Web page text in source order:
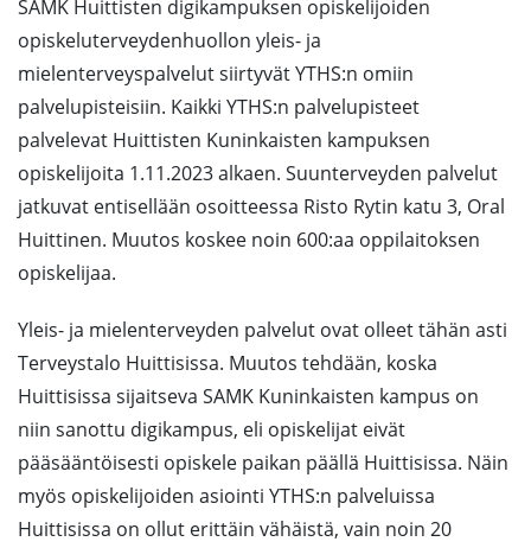
SAMK Huittisten digikampuksen opiskelijoiden
opiskeluterveydenhuollon yleis- ja
mielenterveyspalvelut siirtyvät YTHS:n omiin
palvelupisteisiin. Kaikki YTHS:n palvelupisteet
palvelevat Huittisten Kuninkaisten kampuksen
opiskelijoita 1.11.2023 alkaen. Suunterveyden palvelut
jatkuvat entisellään osoitteessa Risto Rytin katu 3, Oral
Huittinen. Muutos koskee noin 600:aa oppilaitoksen
opiskelijaa.
Yleis- ja mielenterveyden palvelut ovat olleet tähän asti
Terveystalo Huittisissa. Muutos tehdään, koska
Huittisissa sijaitseva SAMK Kuninkaisten kampus on
niin sanottu digikampus, eli opiskelijat eivät
pääsääntöisesti opiskele paikan päällä Huittisissa. Näin
myös opiskelijoiden asiointi YTHS:n palveluissa
Huittisissa on ollut erittäin vähäistä, vain noin 20